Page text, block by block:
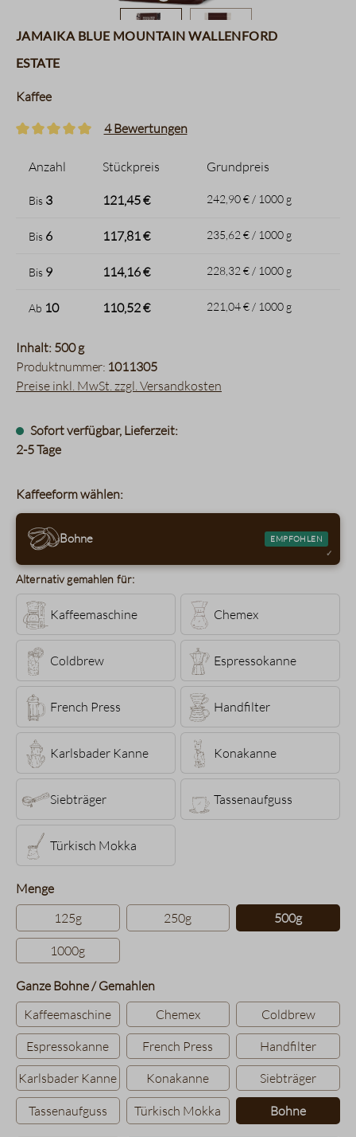
Jamaika Blue Mountain Wallenford
Estate
Kaffee
4 Bewertungen
Anzahl Stückpreis Grundpreis
Bis 3 121,45 € 242,90 € / 1000 g
Bis 6 117,81 € 235,62 € / 1000 g
Bis 9 114,16 € 228,32 € / 1000 g
Ab 10 110,52 € 221,04 € / 1000 g
Inhalt: 500 g
Produktnummer: 1011305
Preise inkl. MwSt. zzgl. Versandkosten
Sofort verfügbar, Lieferzeit:
2-5 Tage
Kaffeeform wählen:
Bohne EMPFOHLEN
Alternativ gemahlen für:
Kaffeemaschine Chemex
Coldbrew Espressokanne
French Press Handfilter
Karlsbader Kanne Konakanne
Siebträger Tassenaufguss
Türkisch Mokka
Mengeauswählen
125g
250g 500g
1000g
Ganze Bohne / Gemahlenauswählen
Kaffeemaschine
Chemex
Coldbrew
Espressokanne
French Press
Handfilter
Karlsbader Kanne
Konakanne Siebträger
Tassenaufguss Türkisch Mokka Bohne